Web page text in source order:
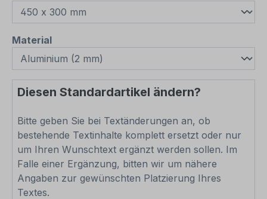
Materialauswählen
Diesen Standardartikel ändern?
Bitte geben Sie bei Textänderungen an, ob
bestehende Textinhalte komplett ersetzt oder nur
um Ihren Wunschtext ergänzt werden sollen. Im
Falle einer Ergänzung, bitten wir um nähere
Angaben zur gewünschten Platzierung Ihres
Textes.